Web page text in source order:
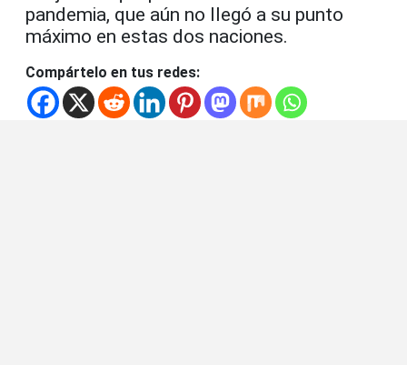
pandemia, que aún no llegó a su punto
máximo en estas dos naciones.
Compártelo en tus redes: